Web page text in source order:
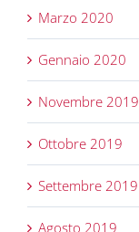
Marzo 2020
Gennaio 2020
Novembre 2019
Ottobre 2019
Settembre 2019
Agosto 2019